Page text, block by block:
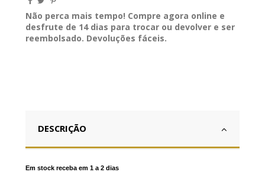
Não perca mais tempo! Compre agora online e
desfrute de 14 dias para trocar ou devolver e ser
reembolsado. Devoluções fáceis.
DESCRIÇÃO
Em stock receba em 1 a 2 dias